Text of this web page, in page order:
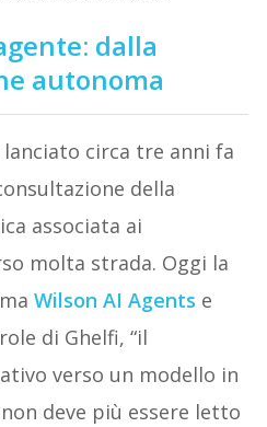
dalla
autonoma
lanciato circa tre anni fa
della
associata ai
molta strada. Oggi la
Wilson AI Agents e
di Ghelfi, “il
verso un modello in
deve più essere letto